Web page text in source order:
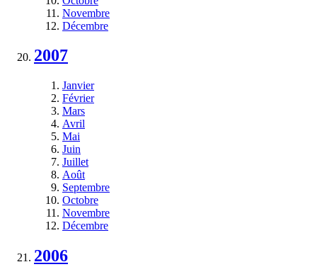
Novembre
Décembre
2007
Janvier
Février
Mars
Avril
Mai
Juin
Juillet
Août
Septembre
Octobre
Novembre
Décembre
2006